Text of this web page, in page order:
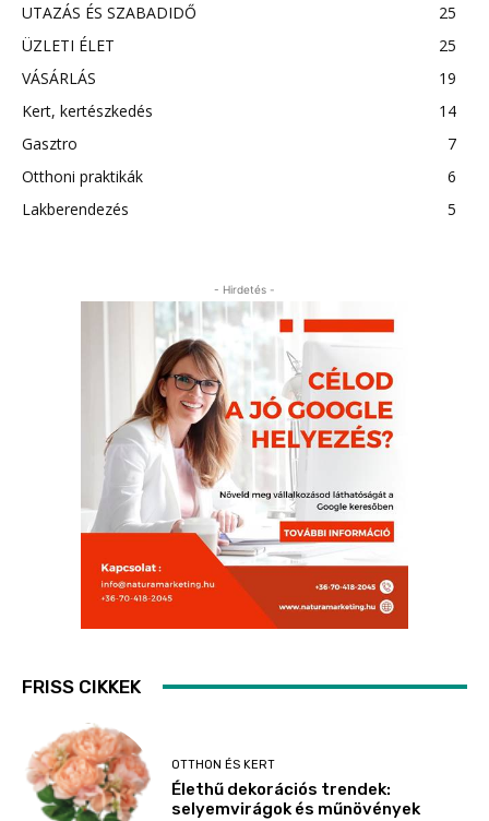
UTAZÁS ÉS SZABADIDŐ
25
ÜZLETI ÉLET
25
VÁSÁRLÁS
19
Kert, kertészkedés
14
Gasztro
7
Otthoni praktikák
6
Lakberendezés
5
- Hirdetés -
FRISS CIKKEK
OTTHON ÉS KERT
Élethű dekorációs trendek:
selyemvirágok és műnövények